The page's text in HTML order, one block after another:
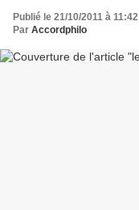
Publié le 21/10/2011 à 11:42
Par Accordphilo